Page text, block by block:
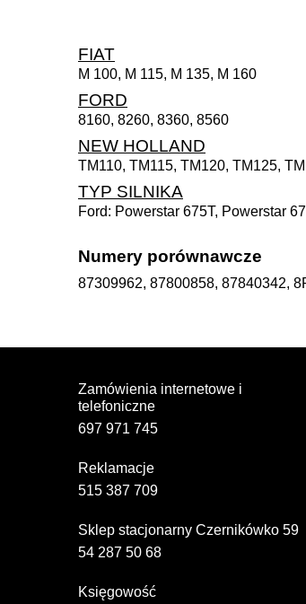
FIAT
M 100, M 115, M 135, M 160
FORD
8160, 8260, 8360, 8560
NEW HOLLAND
TM110, TM115, TM120, TM125,
TYP SILNIKA
Ford: Powerstar 675T, Powerstar
Numery porównawcze
87309962, 87800858, 87840342,
Zamówienia internetowe i
telefoniczne
697 971 745
Reklamacje
515 387 709
Sklep stacjonarny Czernikówko 59
54 287 50 68
Księgowość